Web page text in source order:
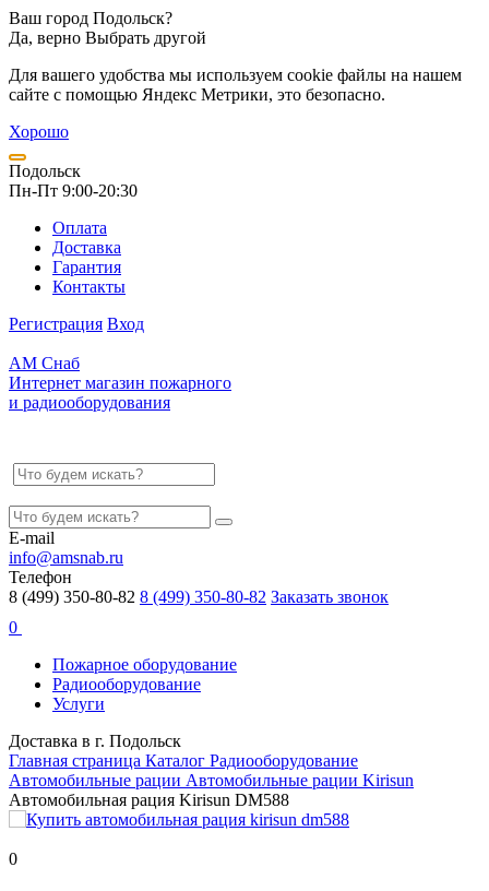
Ваш город Подольск?
Да, верно Выбрать другой
Для вашего удобства мы используем cookie файлы на нашем
сайте с помощью Яндекс Метрики, это безопасно.
Хорошо
Подольск
Пн-Пт 9:00-20:30
Оплата
Доставка
Гарантия
Контакты
Регистрация Вход
АМ Снаб
Интернет магазин пожарного
и радиооборудования
E-mail
info@amsnab.ru
Телефон
8 (499) 350-80-82 8 (499) 350-80-82 Заказать звонок
0
Пожарное оборудование
Радиооборудование
Услуги
Доставка в г. Подольск
Главная страница Каталог Радиооборудование
Автомобильные рации Автомобильные рации Kirisun
Автомобильная рация Kirisun DM588
0